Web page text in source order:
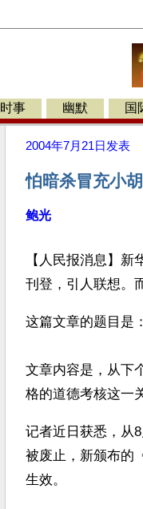
时事 幽默 国
2004年7月21日 发表
怕暗杀冒充小
鲍光
【人民报消息】
刊登，引人联想。
这篇文章的题目是
文章内容是，从下
格的道德考核这一
记者近日获悉，从
被废止，新颁布的
生效。